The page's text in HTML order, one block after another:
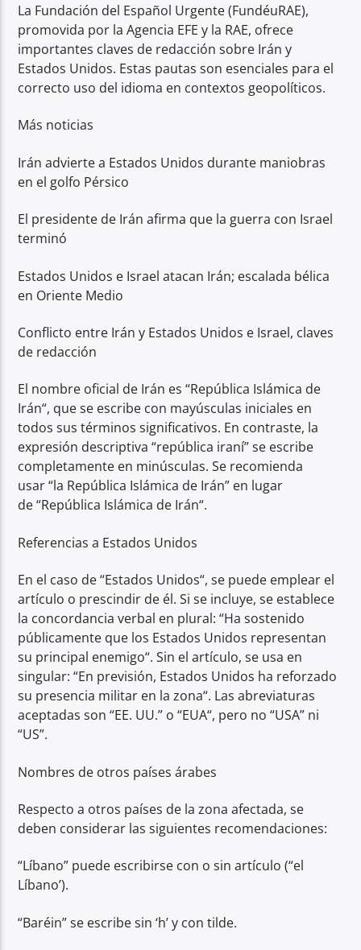
La Fundación del Español Urgente (FundéuRAE),
promovida por la Agencia EFE y la RAE, ofrece
importantes claves de redacción sobre Irán y
Estados Unidos. Estas pautas son esenciales para el
correcto uso del idioma en contextos geopolíticos.
Más noticias
Irán advierte a Estados Unidos durante maniobras
en el golfo Pérsico
El presidente de Irán afirma que la guerra con Israel
terminó
Estados Unidos e Israel atacan Irán; escalada bélica
en Oriente Medio
Conflicto entre Irán y Estados Unidos e Israel, claves
de redacción
El nombre oficial de Irán es “República Islámica de
Irán“, que se escribe con mayúsculas iniciales en
todos sus términos significativos. En contraste, la
expresión descriptiva “república iraní” se escribe
completamente en minúsculas. Se recomienda
usar “la República Islámica de Irán” en lugar
de “República Islámica de Irán“.
Referencias a Estados Unidos
En el caso de “Estados Unidos“, se puede emplear el
artículo o prescindir de él. Si se incluye, se establece
la concordancia verbal en plural: “Ha sostenido
públicamente que los Estados Unidos representan
su principal enemigo“. Sin el artículo, se usa en
singular: “En previsión, Estados Unidos ha reforzado
su presencia militar en la zona“. Las abreviaturas
aceptadas son “EE. UU.” o “EUA“, pero no “USA” ni
“US”.
Nombres de otros países árabes
Respecto a otros países de la zona afectada, se
deben considerar las siguientes recomendaciones:
“Líbano” puede escribirse con o sin artículo (“el
Líbano’).
“Baréin” se escribe sin ‘h’ y con tilde.